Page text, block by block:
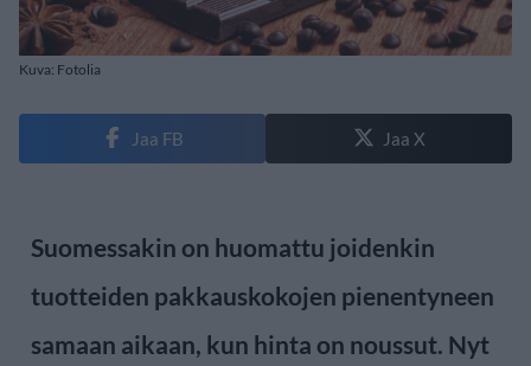
Kuva: Fotolia
Jaa FB Jaa X
Suomessakin on huomattu joidenkin
tuotteiden pakkauskokojen pienentyneen
samaan aikaan, kun hinta on noussut. Nyt